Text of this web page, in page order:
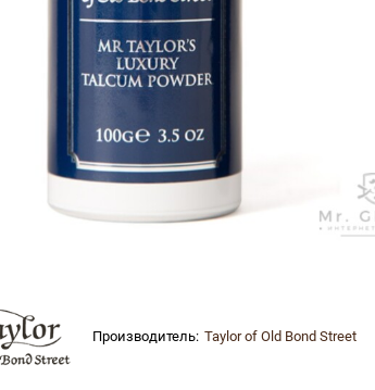
Производитель: Taylor of Old Bond Street